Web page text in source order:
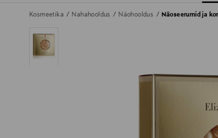
Kosmeetika Nahahooldus Näohooldus Näoseerumid ja